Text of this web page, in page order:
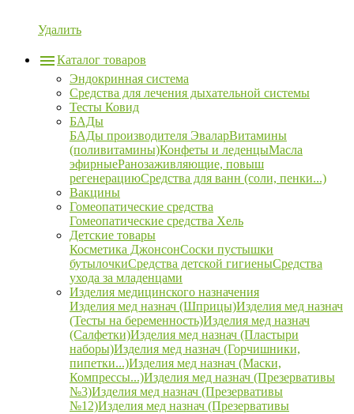
Удалить
Каталог товаров
Эндокринная система
Средства для лечения дыхательной системы
Тесты Ковид
БАДы
БАДы производителя ЭваларВитамины
(поливитамины)Конфеты и леденцыМасла
эфирныеРанозаживляющие, повыш
регенерациюСредства для ванн (соли, пенки...)
Вакцины
Гомеопатические средства
Гомеопатические средства Хель
Детские товары
Косметика ДжонсонСоски пустышки
бутылочкиСредства детской гигиеныСредства
ухода за младенцами
Изделия медицинского назначения
Изделия мед назнач (Шприцы)Изделия мед назнач
(Тесты на беременность)Изделия мед назнач
(Салфетки)Изделия мед назнач (Пластыри
наборы)Изделия мед назнач (Горчишники,
пипетки...)Изделия мед назнач (Маски,
Компрессы...)Изделия мед назнач (Презервативы
№3)Изделия мед назнач (Презервативы
№12)Изделия мед назнач (Презервативы